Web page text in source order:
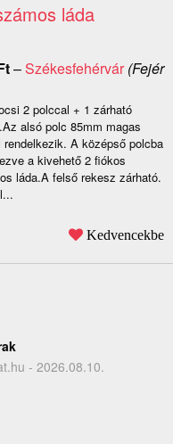
láda
–Székesfehérvár(Fejér
2 polccal + 1 zárható
alsó polc 85mm magas
rendelkezik. A középső polcba
a kivehető 2 fiókos
láda.A felső rekesz zárható.
Kedvencekbe
- 2026.08.10.